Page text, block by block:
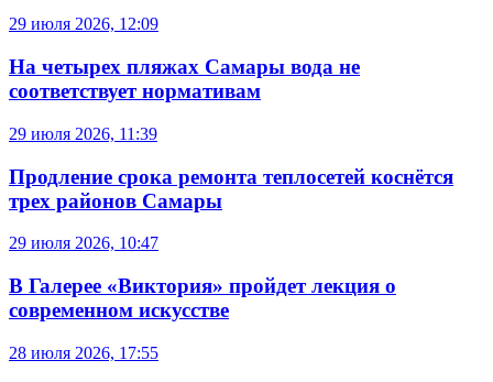
29 июля 2026, 12:09
На четырех пляжах Самары вода не
соответствует нормативам
29 июля 2026, 11:39
Продление срока ремонта теплосетей коснётся
трех районов Самары
29 июля 2026, 10:47
В Галерее «Виктория» пройдет лекция о
современном искусстве
28 июля 2026, 17:55